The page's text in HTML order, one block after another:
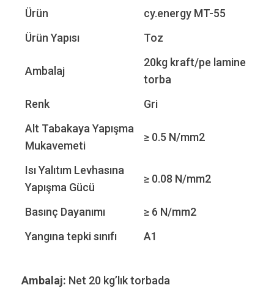
Ürün
cy.energy MT-55
Ürün Yapısı
Toz
Ambalaj
20kg kraft/pe lamine
torba
Renk
Gri
Alt Tabakaya Yapışma
Mukavemeti
≥ 0.5 N/mm2
Isı Yalıtım Levhasına
Yapışma Gücü
≥ 0.08 N/mm2
Basınç Dayanımı
≥ 6 N/mm2
Yangına tepki sınıfı
A1
Ambalaj: Net 20 kg’lık torbada